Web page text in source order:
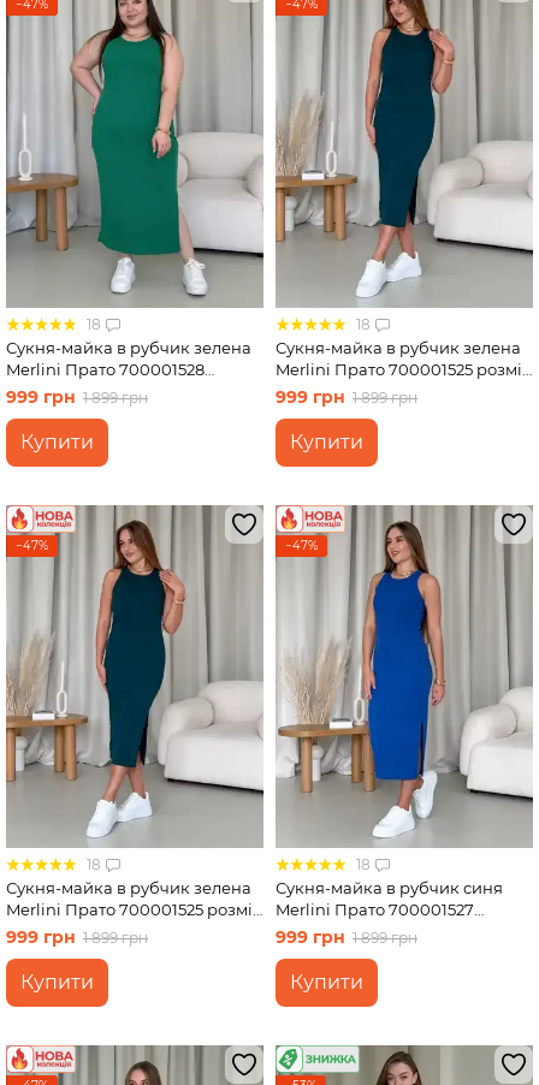
−47%
18
Сукня-майка в рубчик зелена
Merlini Прато 700001528
розмір 2XL-3XL
999 грн 1 899 грн
Купити
−47%
18
Сукня-майка в рубчик зелена
Merlini Прато 700001525 розмір
S-M
999 грн 1 899 грн
Купити
−47%
18
Сукня-майка в рубчик зелена
Merlini Прато 700001525 розмір
L-XL
999 грн 1 899 грн
Купити
−47%
18
Сукня-майка в рубчик синя
Merlini Прато 700001527
розмір L-XL
999 грн 1 899 грн
Купити